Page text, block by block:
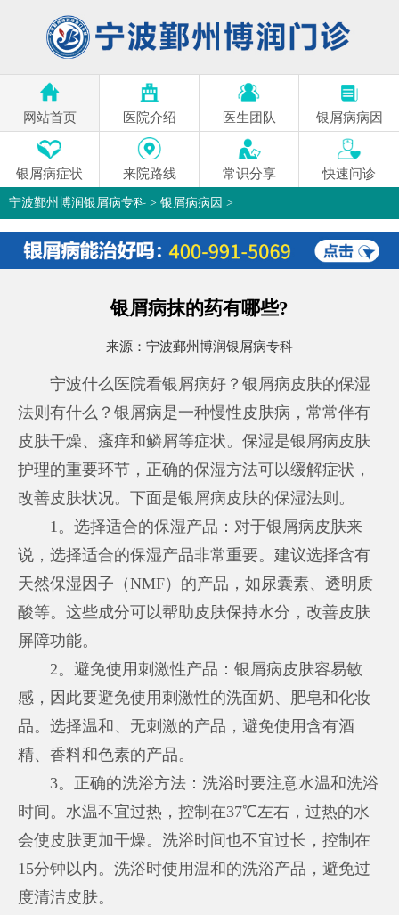
网站首页 医院介绍 医生团队 银屑病病因
银屑病症状 来院路线 常识分享 快速问诊
宁波鄞州博润银屑病专科 > 银屑病病因 >
银屑病抹的药有哪些?
来源： 宁波鄞州博润银屑病专科
宁波什么医院看银屑病好？银屑病皮肤的保湿
法则有什么？银屑病是一种慢性皮肤病，常常伴有
皮肤干燥、瘙痒和鳞屑等症状。保湿是银屑病皮肤
护理的重要环节，正确的保湿方法可以缓解症状，
改善皮肤状况。下面是银屑病皮肤的保湿法则。
1。选择适合的保湿产品：对于银屑病皮肤来
说，选择适合的保湿产品非常重要。建议选择含有
天然保湿因子（NMF）的产品，如尿囊素、透明质
酸等。这些成分可以帮助皮肤保持水分，改善皮肤
屏障功能。
2。避免使用刺激性产品：银屑病皮肤容易敏
感，因此要避免使用刺激性的洗面奶、肥皂和化妆
品。选择温和、无刺激的产品，避免使用含有酒
精、香料和色素的产品。
3。正确的洗浴方法：洗浴时要注意水温和洗浴
时间。水温不宜过热，控制在37℃左右，过热的水
会使皮肤更加干燥。洗浴时间也不宜过长，控制在
15分钟以内。洗浴时使用温和的洗浴产品，避免过
度清洁皮肤。